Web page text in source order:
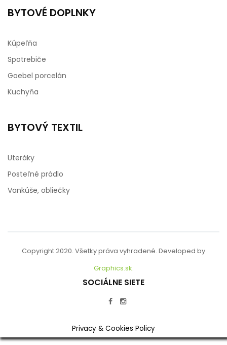
BYTOVÉ DOPLNKY
Kúpeľňa
Spotrebiče
Goebel porcelán
Kuchyňa
BYTOVÝ TEXTIL
Uteráky
Posteľné prádlo
Vankúše, obliečky
Copyright 2020. Všetky práva vyhradené. Developed by
Graphics.sk.
SOCIÁLNE SIETE
Privacy & Cookies Policy